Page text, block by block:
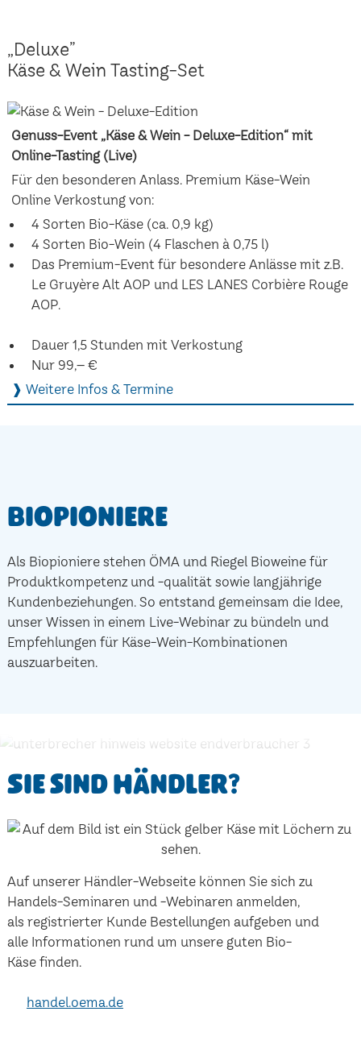
„Deluxe”
Käse & Wein Tasting-Set
Genuss-Event „Käse & Wein - Deluxe-Edition“ mit
Online-Tasting (Live)
Für den besonderen Anlass. Premium Käse-Wein
Online Verkostung von:
4 Sorten Bio-Käse (ca. 0,9 kg)
4 Sorten Bio-Wein (4 Flaschen à 0,75 l)
Das Premium-Event für besondere Anlässe mit z.B.
Le Gruyère Alt AOP und LES LANES Corbière Rouge
AOP.
Dauer 1,5 Stunden mit Verkostung
Nur 99,– €
❱ Weitere Infos & Termine
Biopioniere
Als Biopioniere stehen ÖMA und Riegel Bioweine für
Produktkompetenz und -qualität sowie langjährige
Kundenbeziehungen. So entstand gemeinsam die Idee,
unser Wissen in einem Live-Webinar zu bündeln und
Empfehlungen für Käse-Wein-Kombinationen
auszuarbeiten.
Sie sind Händler?
Auf unserer Händler-Webseite können Sie sich zu
Handels-Seminaren und -Webinaren anmelden,
als registrierter Kunde Bestellungen aufgeben und
alle Informationen rund um unsere guten Bio-
Käse finden.
handel.oema.de